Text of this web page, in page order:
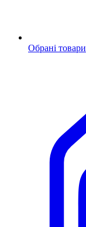
Обрані товари